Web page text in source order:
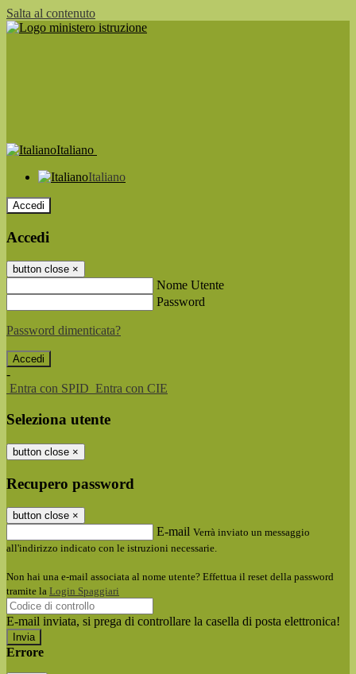
Salta al contenuto
Italiano
Italiano
Accedi
Accedi
button close ×
Nome Utente
Password
Password dimenticata?
-
Entra con SPID Entra con CIE
Seleziona utente
button close ×
Recupero password
button close ×
E-mail Verrà inviato un messaggio
all'indirizzo indicato con le istruzioni necessarie.
Non hai una e-mail associata al nome utente? Effettua il reset della password
tramite la Login Spaggiari
E-mail inviata, si prega di controllare la casella di posta elettronica!
Errore